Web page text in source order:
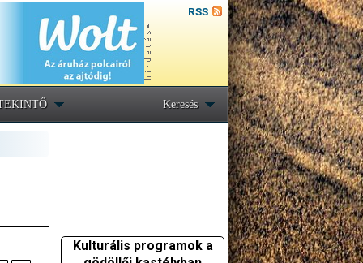
RSS
Keresés
Kulturális programok a